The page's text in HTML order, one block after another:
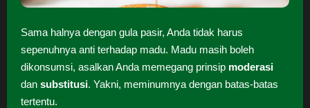
Sama halnya dengan gula pasir, Anda tidak harus
sepenuhnya anti terhadap madu. Madu masih boleh
dikonsumsi, asalkan Anda memegang prinsip moderasi
dan substitusi. Yakni, meminumnya dengan batas-batas
tertentu.